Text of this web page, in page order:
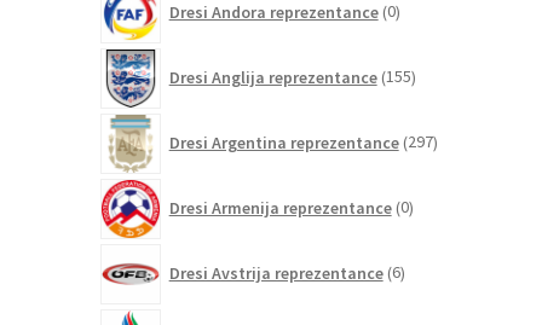
Dresi Andora reprezentance 0izdelkov
Dresi Anglija reprezentance 155izdelkov
Dresi Argentina reprezentance 297izdelkov
Dresi Armenija reprezentance 0izdelkov
Dresi Avstrija reprezentance 6izdelkov